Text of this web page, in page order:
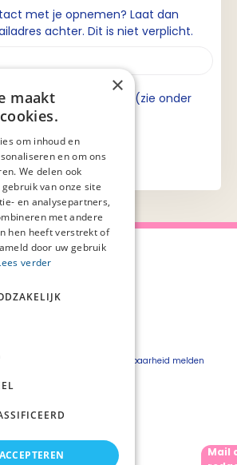
met je opnemen? Laat dan
achter. Dit is niet verplicht.
de privacyverklaring (zie onder
Privacyverklaring
Beveiligingskwetsbaarheid melden
Mail
×
maakt
om inhoud en
en om ons
We delen ook
van onze site
en analysepartners,
met andere
hen heeft verstrekt of
door uw gebruik
verder